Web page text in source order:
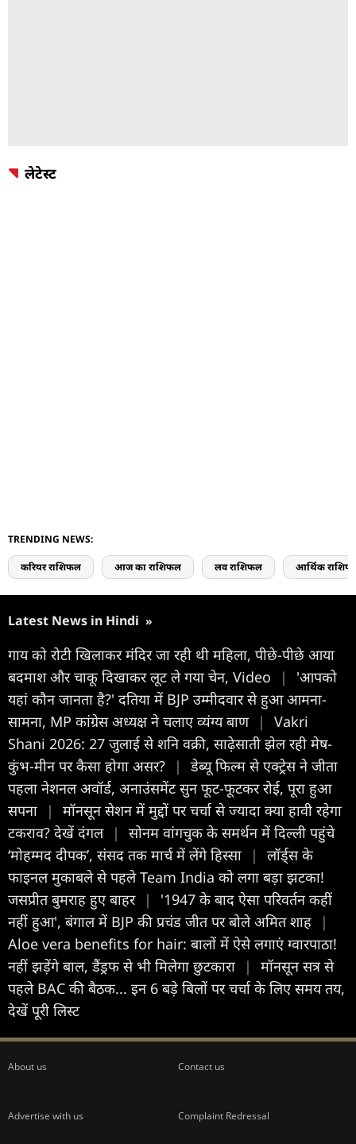
लेटेस्ट
TRENDING NEWS:
करियर राशिफल आज का राशिफल लव राशिफल आर्थिक
Latest News in Hindi »
गाय को रोटी खिलाकर मंदिर जा रही थी महिला, पीछे-पीछे आया
बदमाश और चाकू दिखाकर लूट ले गया चेन, Video
|
'आपको
यहां कौन जानता है?' दतिया में BJP उम्मीदवार से हुआ आमना-
सामना, MP कांग्रेस अध्यक्ष ने चलाए व्यंग्य बाण |
Vakri
Shani 2026: 27 जुलाई से शनि वक्री, साढ़ेसाती झेल रही मेष-
कुंभ-मीन पर कैसा होगा असर?
|
डेब्यू फिल्म से एक्ट्रेस ने जीता
पहला नेशनल अवॉर्ड, अनाउंसमेंट सुन फूट-फूटकर रोई, पूरा हुआ
सपना
|
मॉनसून सेशन में मुद्दों पर चर्चा से ज्यादा क्या हावी रहेगा
टकराव? देखें दंगल |
सोनम वांगचुक के समर्थन में दिल्ली पहुंचे
‘मोहम्मद दीपक’, संसद तक मार्च में लेंगे हिस्सा
|
लॉर्ड्स के
फाइनल मुकाबले से पहले Team India को लगा बड़ा झटका!
जसप्रीत बुमराह हुए बाहर |
'1947 के बाद ऐसा परिवर्तन कहीं
नहीं हुआ', बंगाल में BJP की प्रचंड जीत पर बोले अमित शाह
|
Aloe vera benefits for hair: बालों में ऐसे लगाएं ग्वारपाठा!
नहीं झड़ेंगे बाल, डैंड्रफ से भी मिलेगा छुटकारा
|
मॉनसून सत्र से
पहले BAC की बैठक... इन 6 बड़े बिलों पर चर्चा के लिए समय तय,
देखें पूरी लिस्ट
About us Contact us
Advertise with us Complaint Redressal